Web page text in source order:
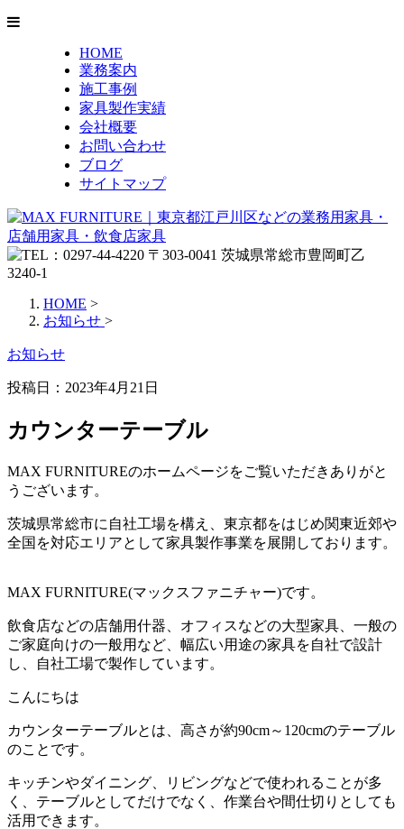
HOME
業務案内
施工事例
家具製作実績
会社概要
お問い合わせ
ブログ
サイトマップ
HOME >
お知らせ >
お知らせ
投稿日： 2023年4月21日
カウンターテーブル
MAX FURNITUREのホームページをご覧いただきありがと
うございます。
茨城県常総市に自社工場を構え、東京都をはじめ関東近郊や
全国を対応エリアとして家具製作事業を展開しております。
MAX FURNITURE(マックスファニチャー)です。
飲食店などの店舗用什器、オフィスなどの大型家具、一般の
ご家庭向けの一般用など、幅広い用途の家具を自社で設計
し、自社工場で製作しています。
こんにちは
カウンターテーブルとは、高さが約90cm～120cmのテーブル
のことです。
キッチンやダイニング、リビングなどで使われることが多
く、テーブルとしてだけでなく、作業台や間仕切りとしても
活用できます。